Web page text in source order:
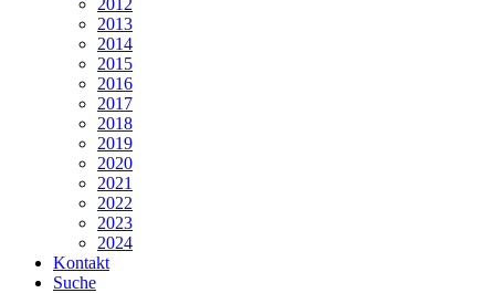
2012
2013
2014
2015
2016
2017
2018
2019
2020
2021
2022
2023
2024
Kontakt
Suche